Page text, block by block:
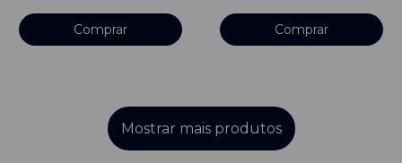
Comprar Comprar
Mostrar mais produtos